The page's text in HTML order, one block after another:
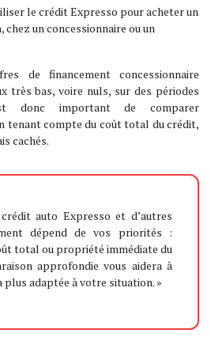
le crédit Expresso pour acheter un
chez un concessionnaire ou un
de financement concessionnaire
très bas, voire nuls, sur des périodes
donc important de comparer
tenant compte du coût total du crédit,
cachés.
auto Expresso et d’autres
dépend de vos priorités :
total ou propriété immédiate du
approfondie vous aidera à
adaptée à votre situation. »